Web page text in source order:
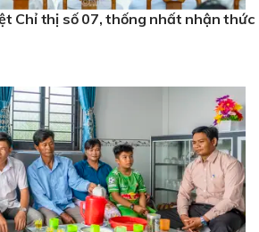
Chỉ thị số 07, thống nhất nhận thức